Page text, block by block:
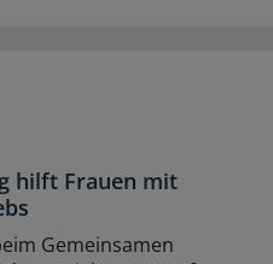
hilft Frauen mit
Gemeinsamen